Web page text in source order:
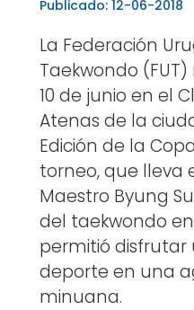
Publicado: 12-06-2018
La Federación
Taekwondo
10 de junio en el
Atenas de la
Edición de la
torneo, que lleva
Maestro Byung
del taekwondo
permitió
deporte en una
minuana.